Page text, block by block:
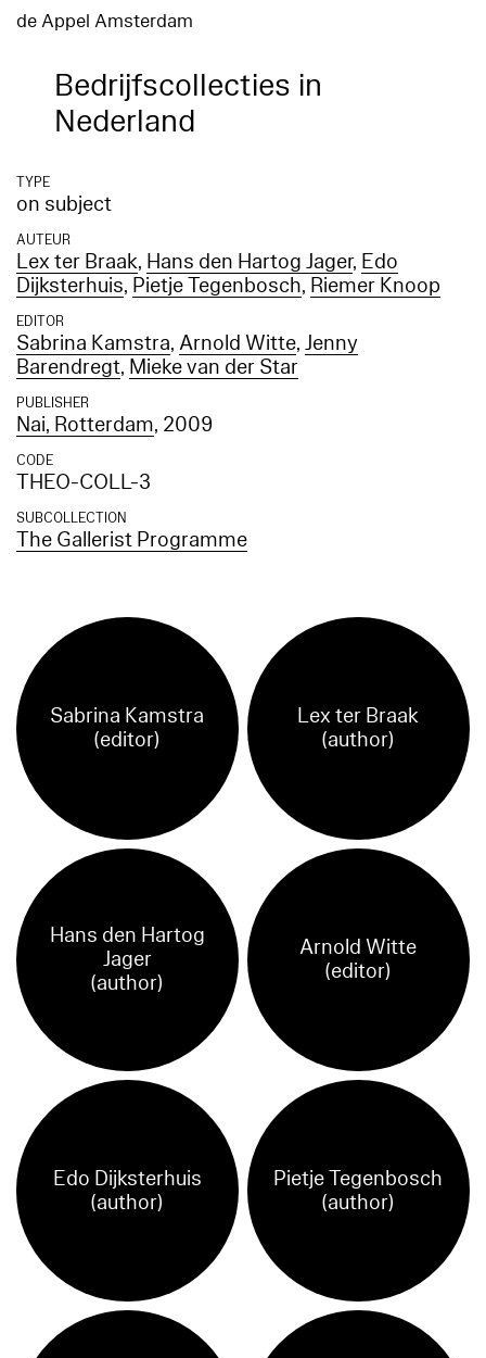
de Appel Amsterdam
Bedrijfscollecties in
Nederland
TYPE
on subject
AUTEUR
Lex ter Braak, Hans den Hartog Jager, Edo
Dijksterhuis, Pietje Tegenbosch, Riemer Knoop
EDITOR
Sabrina Kamstra,Arnold Witte,Jenny
Barendregt, Mieke van der Star
PUBLISHER
Nai, Rotterdam, 2009
CODE
THEO-COLL-3
SUBCOLLECTION
The Gallerist Programme
Sabrina Kamstra
(editor)
Lex ter Braak
(author)
Hans den Hartog
Jager
(author)
Arnold Witte
(editor)
Edo Dijksterhuis
(author)
Pietje Tegenbosch
(author)